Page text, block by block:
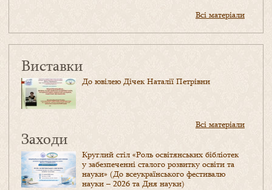
Всі матеріали
Виставки
До ювілею Дічек Наталії Петрівни
Всі матеріали
Заходи
Круглий стіл «Роль освітянських бібліотек
у забезпеченні сталого розвитку освіти та
науки» (До всеукраїнського фестивалю
науки – 2026 та Дня науки)